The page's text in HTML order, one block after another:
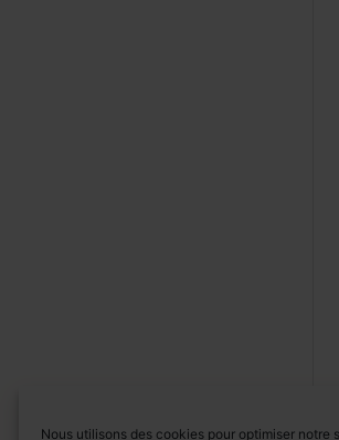
Nous utilisons des cookies pour optimiser notre